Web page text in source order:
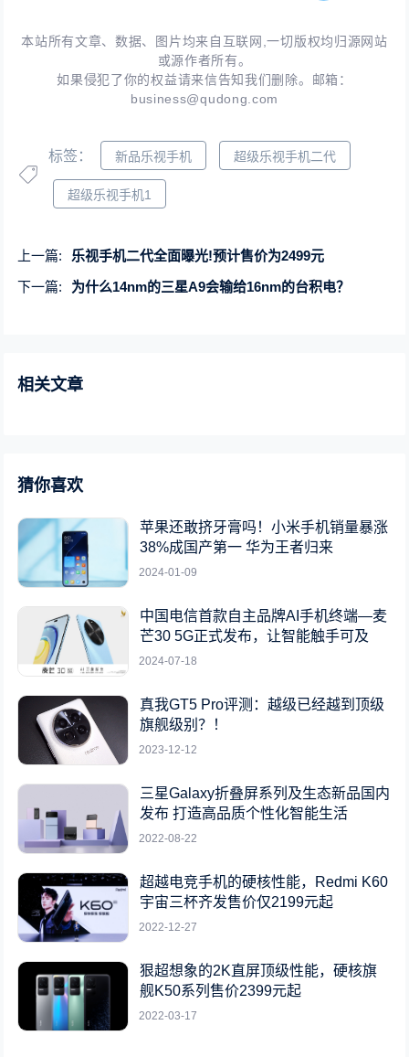
本站所有文章、数据、图片均来自互联网,一切版权均归源网站
或源作者所有。
如果侵犯了你的权益请来信告知我们删除。邮箱：
business@qudong.com
标签： 新品乐视手机 超级乐视手机二代
超级乐视手机1
上一篇:
乐视手机二代全面曝光!预计售价为2499元
下一篇:
为什么14nm的三星A9会输给16nm的台积电？
相关文章
猜你喜欢
苹果还敢挤牙膏吗！小米手机销量暴涨
38%成国产第一 华为王者归来
2024-01-09
中国电信首款自主品牌AI手机终端—麦
芒30 5G正式发布，让智能触手可及
2024-07-18
真我GT5 Pro评测：越级已经越到顶级
旗舰级别？！
2023-12-12
三星Galaxy折叠屏系列及生态新品国内
发布 打造高品质个性化智能生活
2022-08-22
超越电竞手机的硬核性能，Redmi K60
宇宙三杯齐发售价仅2199元起
2022-12-27
狠超想象的2K直屏顶级性能，硬核旗
舰K50系列售价2399元起
2022-03-17